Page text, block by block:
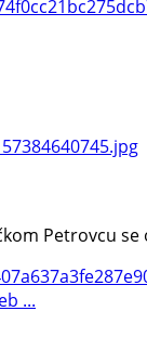
Petrovcu
...